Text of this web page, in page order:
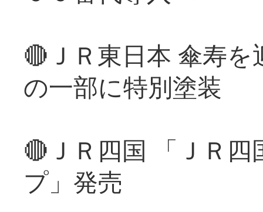
🔴ＪＲ東日本 傘寿
の一部に特別塗装
🔴ＪＲ四国 「ＪＲ
プ」発売